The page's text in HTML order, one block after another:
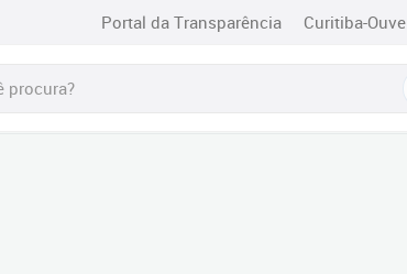
Portal da Transparência Curitiba-Ouve